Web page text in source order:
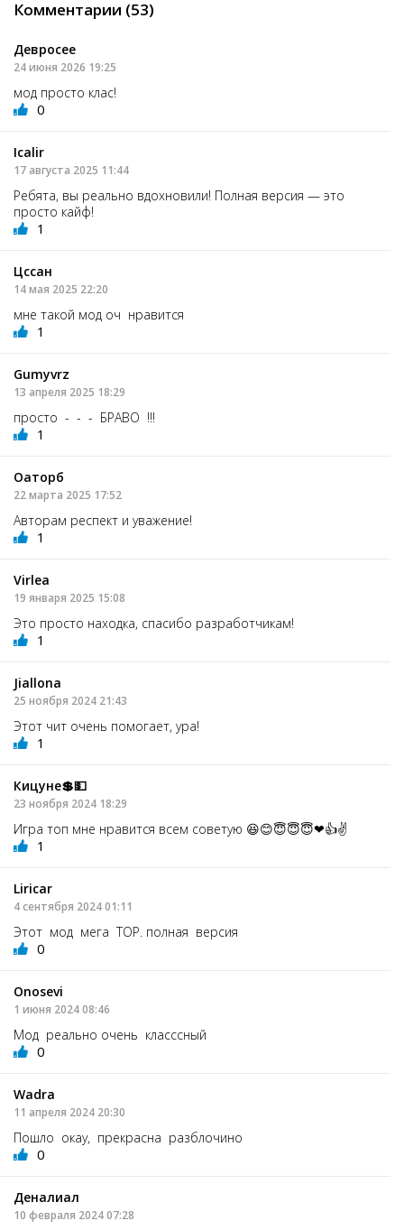
Комментарии (53)
Девросее
24 июня 2026 19:25
мод просто клас!
0
Icalir
17 августа 2025 11:44
Ребята, вы реально вдохновили! Полная версия — это
просто кайф!
1
Цссан
14 мая 2025 22:20
мне такой мод оч нравится
1
Gumyvrz
13 апреля 2025 18:29
просто - - - БРАВО !!!
1
Оаторб
22 марта 2025 17:52
Авторам респект и уважение!
1
Virlea
19 января 2025 15:08
Это просто находка, спасибо разработчикам!
1
Jiallona
25 ноября 2024 21:43
Этот чит очень помогает, ура!
1
Кицуне💲💵
23 ноября 2024 18:29
Игра топ мне нравится всем советую 😆😊😇😇😇❤👍✌
1
Liricar
4 сентября 2024 01:11
Этот мод мега ТОР. полная версия
0
Onosevi
1 июня 2024 08:46
Мод реально очень класссный
0
Wadra
11 апреля 2024 20:30
Пошло окау, прекрасна разблочино
0
Деналиал
10 февраля 2024 07:28